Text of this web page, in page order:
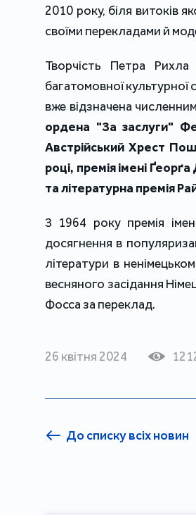
2010 року, біля витоків
своїми перекладами й
Творчість Петра
багатомовної
вже відзначена
ордена "За заслуги"
Австрійський Хрест
році, премія імені
та літературна премія
З 1964 року премія
досягнення в
літератури в
весняного засідання
Фосса за переклад.
26 квітня 2024
До списку всіх новин